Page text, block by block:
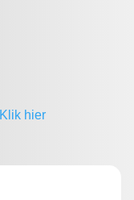
Klik hier